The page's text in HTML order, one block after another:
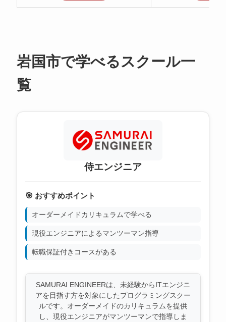
岩国市で学べるスクール一
覧
侍エンジニア
🎯 おすすめポイント
オーダーメイドカリキュラムで学べる
現役エンジニアによるマンツーマン指導
転職保証付きコースがある
SAMURAI ENGINEERは、未経験からITエンジニ
アを目指す方を対象にしたプログラミングスクー
ルです。オーダーメイドのカリキュラムを提供
し、現役エンジニアがマンツーマンで指導しま